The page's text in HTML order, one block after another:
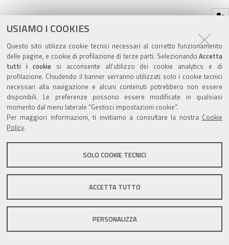
USIAMO I COOKIES
Questo sito utilizza cookie tecnici necessari al corretto funzionamento
delle pagine, e cookie di profilazione di terze parti. Selezionando Accetta
tutti i cookiesi acconsente all’utilizzo dei cookie analytics e di
profilazione. Chiudendo il banner verranno utilizzati solo i cookie tecnici
necessari alla navigazione e alcuni contenuti potrebbero non essere
disponibili. Le preferenze possono essere modificate in qualsiasi
momento dal menu laterale "Gestisci impostazioni cookie".
Per maggiori informazioni, ti invitiamo a consultare la nostra Cookie
Policy.
SOLO COOKIE TECNICI
ACCETTA TUTTO
PERSONALIZZA
Valuta questo sito
Sito istituzionale Comune di Zola Predosa
Privacy policy|DPO|Accessibilità